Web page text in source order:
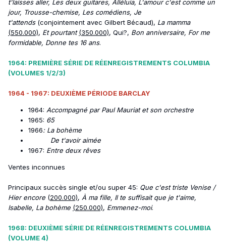
t'laisses aller, Les deux guitares, Alléluia, L'amour c'est comme un
jour, Trousse-chemise, Les comédiens, Je
t'attends (conjointement avec Gilbert Bécaud), La mamma
(550.000), Et pourtant (350.000), Qui?, Bon anniversaire, For me
formidable, Donne tes 16 ans.
1964: PREMIÈRE SÉRIE DE RÉENREGISTREMENTS COLUMBIA
(VOLUMES 1/2/3)
1964 - 1967: DEUXIÈME PÉRIODE BARCLAY
1964: Accompagné par Paul Mauriat et son orchestre
1965: 65
1966: La bohème
De t'avoir aimée
1967: Entre deux rêves
Ventes inconnues
Principaux succès single et/ou super 45: Que c'est triste Venise /
Hier encore (200.000), À ma fille, Il te suffisait que je t'aime,
Isabelle, La bohème (250.000), Emmenez-moi.
1968: DEUXIÈME SÉRIE DE RÉENREGISTREMENTS COLUMBIA
(VOLUME 4)